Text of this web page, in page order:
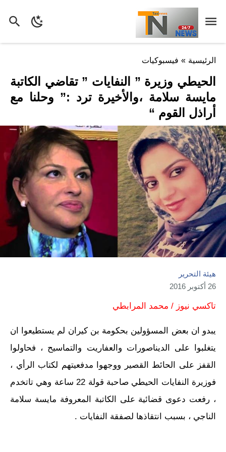
الرئيسية » فيسبوكيات
الحيطي وزيرة ” النفايات ” تقاضي الكاتبة
مايسة سلامة ،والأخيرة ترد :” وحلنا مع
أراذل القوم “
هيئة التحرير
26 أكتوبر 2016
تاكسي نيوز / محمد المرابطي
يبدو ان بعض المسؤولين بحكومة بن كيران لم يستطيعوا ان
يتغلبوا على الديناصورات والعفاريت والتماسيح ، فحاولوا
القفز على الحائط القصير ووجهوا مدفعيتهم لكتاب الرأي ،
فوزيرة النفايات الحيطي صاحبة قولة 22 ساعة وهي تاتخدم
، رفعت دعوى قضائية على الكاتبة المعروفة مايسة سلامة
الناجي ، بسبب انتقاذها لصفقة النفايات .